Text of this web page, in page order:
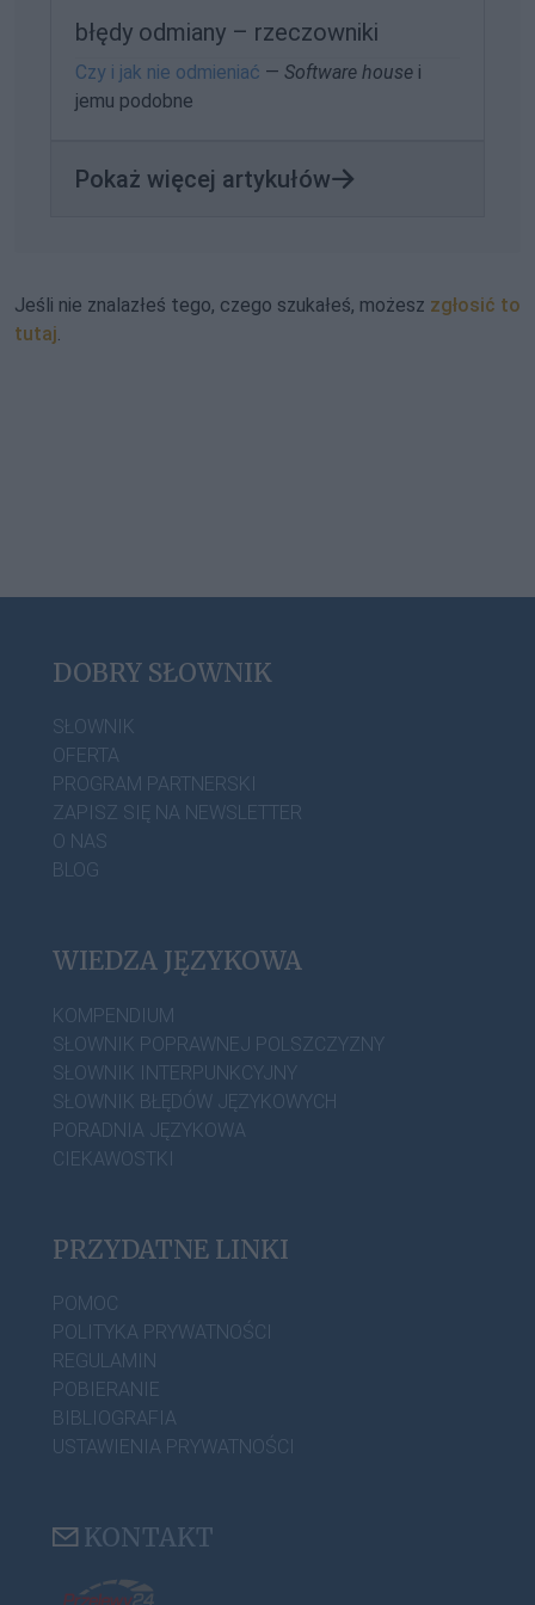
błędy odmiany – rzeczowniki
Czy i jak nie odmieniać — Software house i
jemu podobne
Pokaż więcej artykułów
Jeśli nie znalazłeś tego, czego szukałeś, możesz zgłosić to
tutaj
DOBRY SŁOWNIK
SŁOWNIK
OFERTA
PROGRAM PARTNERSKI
ZAPISZ SIĘ NA NEWSLETTER
O NAS
BLOG
WIEDZA JĘZYKOWA
KOMPENDIUM
SŁOWNIK POPRAWNEJ POLSZCZYZNY
SŁOWNIK INTERPUNKCYJNY
SŁOWNIK BŁĘDÓW JĘZYKOWYCH
PORADNIA JĘZYKOWA
CIEKAWOSTKI
PRZYDATNE LINKI
POMOC
POLITYKA PRYWATNOŚCI
REGULAMIN
POBIERANIE
BIBLIOGRAFIA
USTAWIENIA PRYWATNOŚCI
KONTAKT